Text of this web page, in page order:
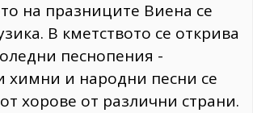
на празниците Виена се
В кметството се открива
песнопения -
химни и народни песни се
хорове от различни страни.